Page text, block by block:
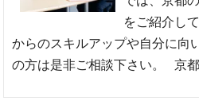
をご紹介し
からのスキルアップや自分に向
の方は是非ご相談下さい。 京